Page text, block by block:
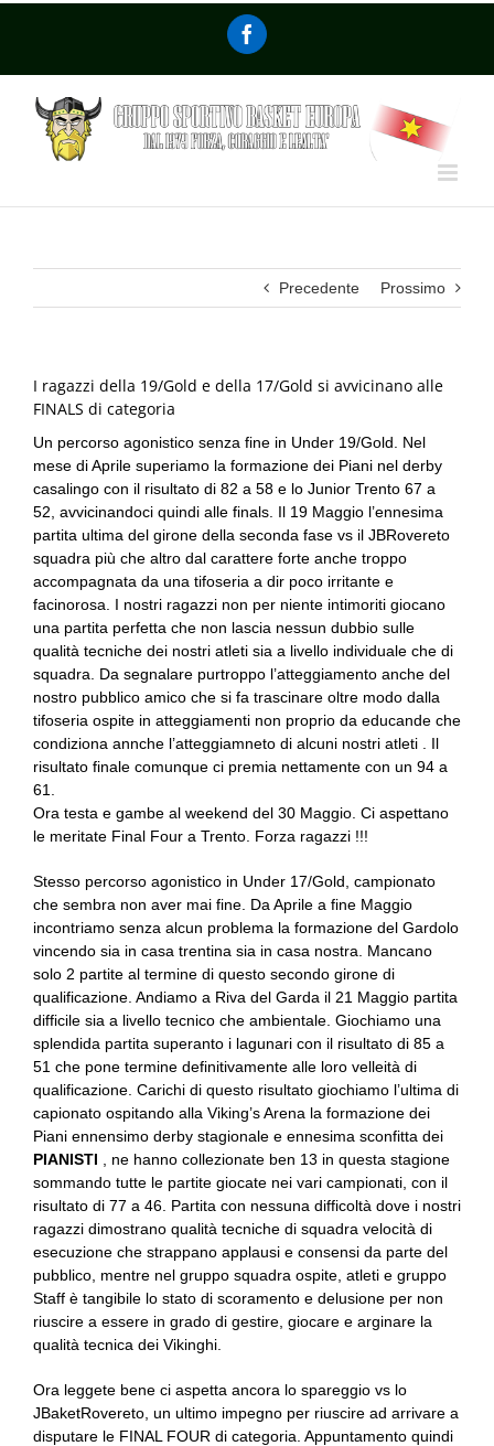
Precedente Prossimo
I ragazzi della 19/Gold e della 17/Gold si avvicinano alle
FINALS di categoria
Un percorso agonistico senza fine in Under 19/Gold. Nel
mese di Aprile superiamo la formazione dei Piani nel derby
casalingo con il risultato di 82 a 58 e lo Junior Trento 67 a
52, avvicinandoci quindi alle finals. Il 19 Maggio l’ennesima
partita ultima del girone della seconda fase vs il JBRovereto
squadra più che altro dal carattere forte anche troppo
accompagnata da una tifoseria a dir poco irritante e
facinorosa. I nostri ragazzi non per niente intimoriti giocano
una partita perfetta che non lascia nessun dubbio sulle
qualità tecniche dei nostri atleti sia a livello individuale che di
squadra. Da segnalare purtroppo l’atteggiamento anche del
nostro pubblico amico che si fa trascinare oltre modo dalla
tifoseria ospite in atteggiamenti non proprio da educande che
condiziona annche l’atteggiamneto di alcuni nostri atleti . Il
risultato finale comunque ci premia nettamente con un 94 a
61.
Ora testa e gambe al weekend del 30 Maggio. Ci aspettano
le meritate Final Four a Trento. Forza ragazzi !!!
Stesso percorso agonistico in Under 17/Gold, campionato
che sembra non aver mai fine. Da Aprile a fine Maggio
incontriamo senza alcun problema la formazione del Gardolo
vincendo sia in casa trentina sia in casa nostra. Mancano
solo 2 partite al termine di questo secondo girone di
qualificazione. Andiamo a Riva del Garda il 21 Maggio partita
difficile sia a livello tecnico che ambientale. Giochiamo una
splendida partita superanto i lagunari con il risultato di 85 a
51 che pone termine definitivamente alle loro velleità di
qualificazione. Carichi di questo risultato giochiamo l’ultima di
capionato ospitando alla Viking’s Arena la formazione dei
Piani ennensimo derby stagionale e ennesima sconfitta dei
PIANISTI
, ne hanno collezionate ben 13 in questa stagione
sommando tutte le partite giocate nei vari campionati, con il
risultato di 77 a 46. Partita con nessuna difficoltà dove i nostri
ragazzi dimostrano qualità tecniche di squadra velocità di
esecuzione che strappano applausi e consensi da parte del
pubblico, mentre nel gruppo squadra ospite, atleti e gruppo
Staff è tangibile lo stato di scoramento e delusione per non
riuscire a essere in grado di gestire, giocare e arginare la
qualità tecnica dei Vikinghi.
Ora leggete bene ci aspetta ancora lo spareggio vs lo
JBaketRovereto, un ultimo impegno per riuscire ad arrivare a
disputare le FINAL FOUR di categoria. Appuntamento quindi